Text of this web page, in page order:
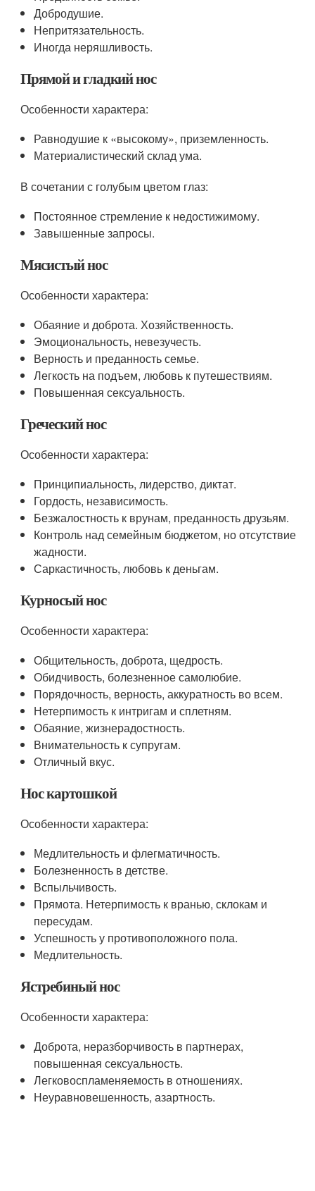
Добродушие.
Непритязательность.
Иногда неряшливость.
Прямой и гладкий нос
Особенности характера:
Равнодушие к «высокому», приземленность.
Материалистический склад ума.
В сочетании с голубым цветом глаз:
Постоянное стремление к недостижимому.
Завышенные запросы.
Мясистый нос
Особенности характера:
Обаяние и доброта. Хозяйственность.
Эмоциональность, невезучесть.
Верность и преданность семье.
Легкость на подъем, любовь к путешествиям.
Повышенная сексуальность.
Греческий нос
Особенности характера:
Принципиальность, лидерство, диктат.
Гордость, независимость.
Безжалостность к врунам, преданность друзьям.
Контроль над семейным бюджетом, но отсутствие
жадности.
Саркастичность, любовь к деньгам.
Курносый нос
Особенности характера:
Общительность, доброта, щедрость.
Обидчивость, болезненное самолюбие.
Порядочность, верность, аккуратность во всем.
Нетерпимость к интригам и сплетням.
Обаяние, жизнерадостность.
Внимательность к супругам.
Отличный вкус.
Нос картошкой
Особенности характера:
Медлительность и флегматичность.
Болезненность в детстве.
Вспыльчивость.
Прямота. Нетерпимость к вранью, склокам и
пересудам.
Успешность у противоположного пола.
Медлительность.
Ястребиный нос
Особенности характера:
Доброта, неразборчивость в партнерах,
повышенная сексуальность.
Легковоспламеняемость в отношениях.
Неуравновешенность, азартность.